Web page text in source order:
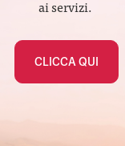
ai servizi.
CLICCA QUI